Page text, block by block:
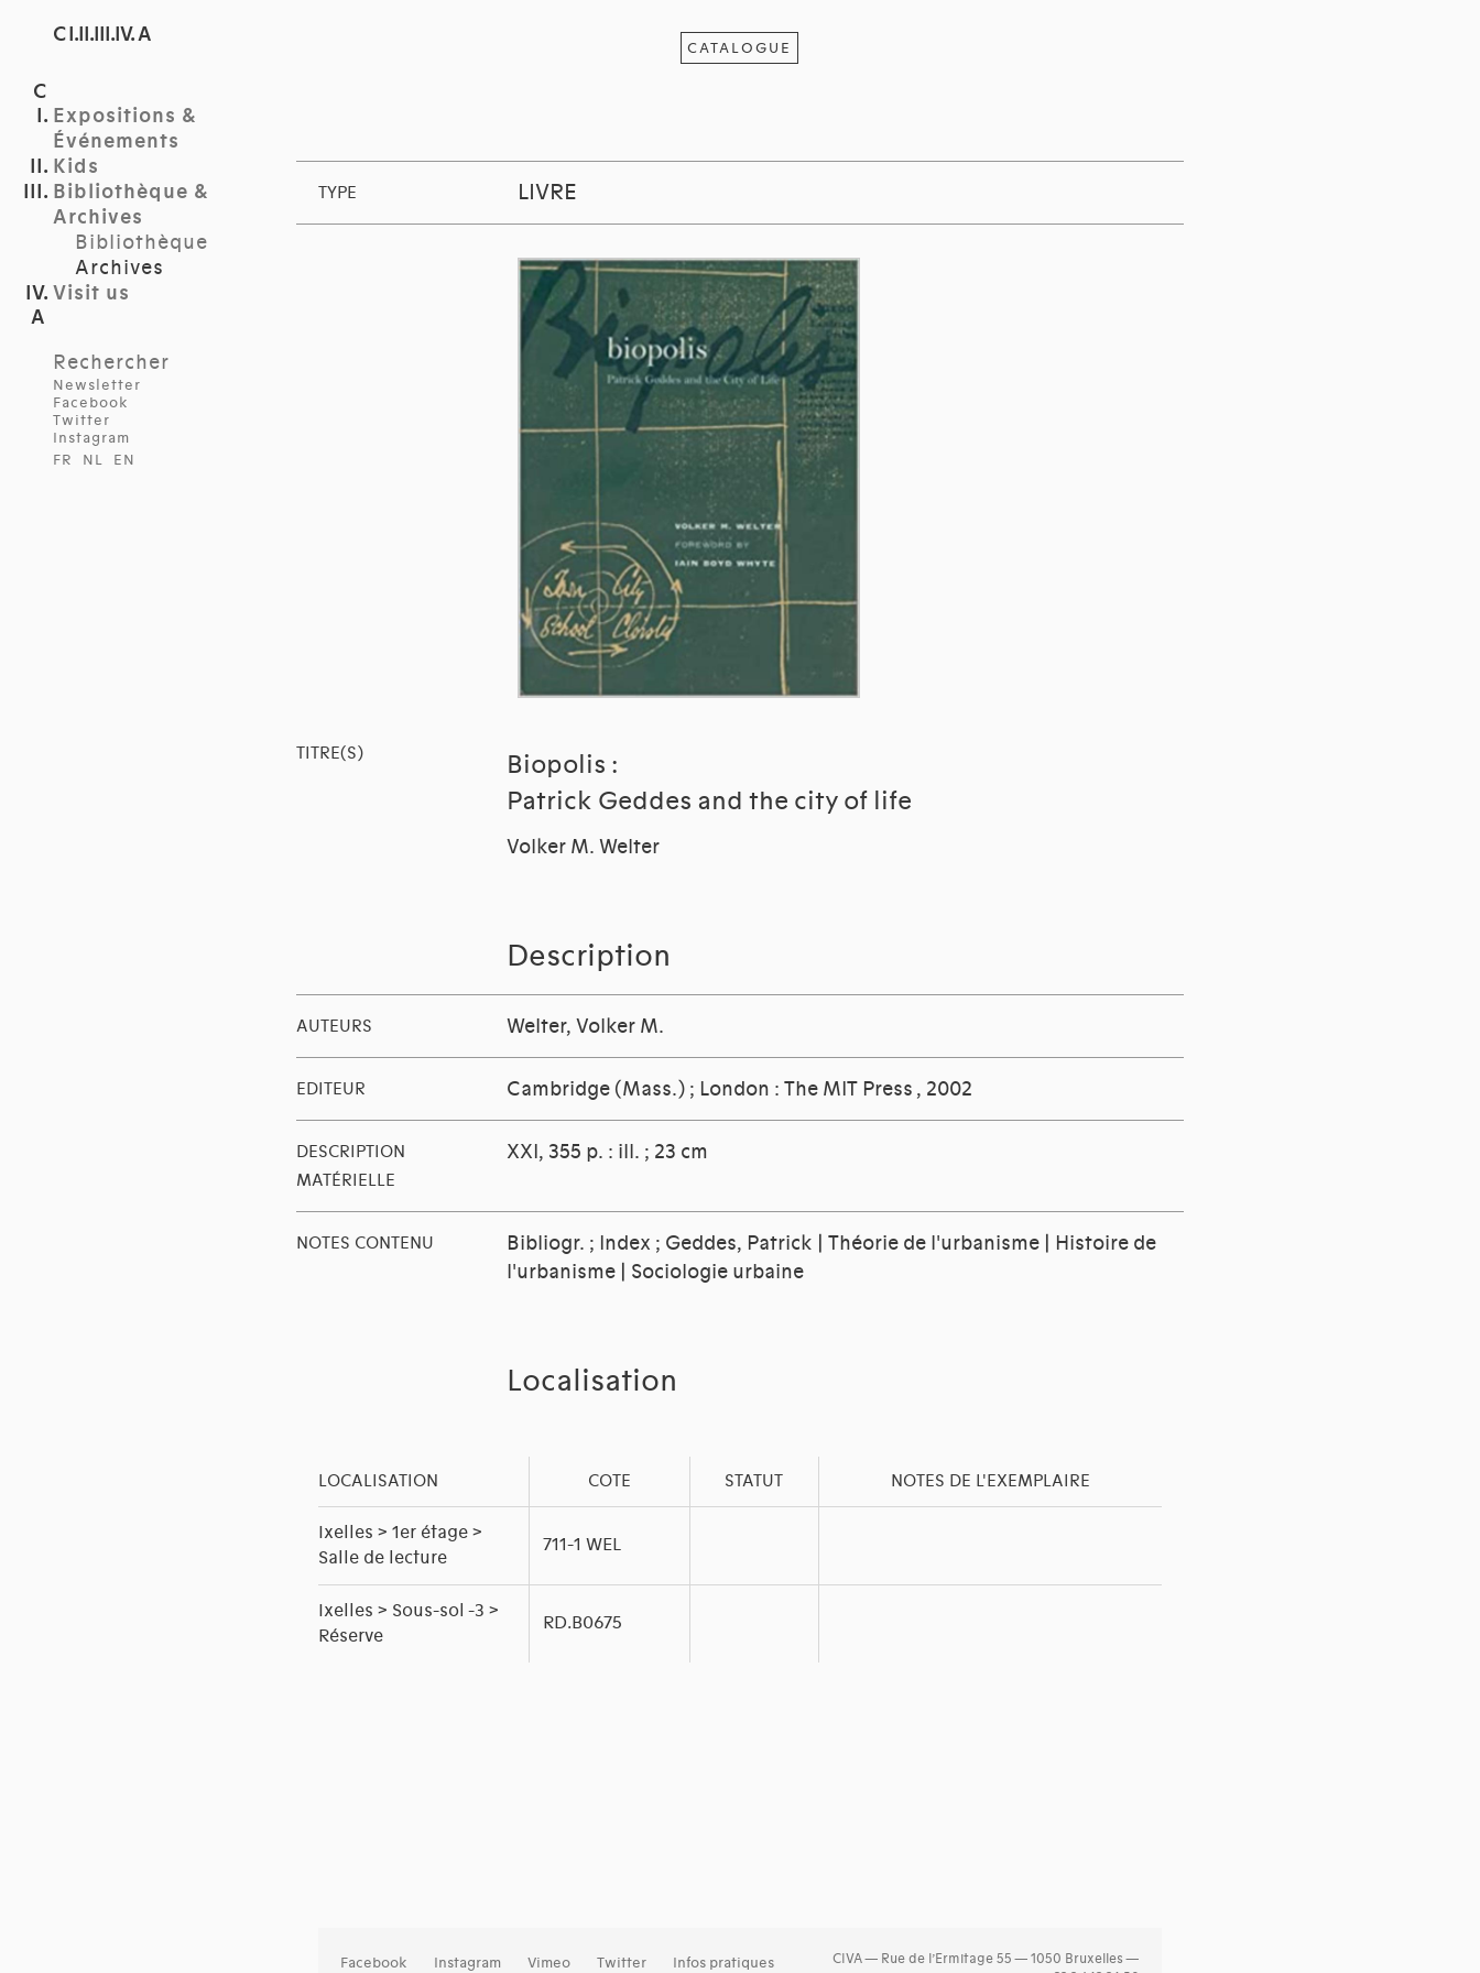
C I.II.III.IV. A
Expositions &
Événements
Kids
Bibliothèque &
Archives
Bibliothèque
Archives
Visit us
Rechercher
Newsletter
Facebook
Twitter
Instagram
FR
NL EN
CATALOGUE
TYPE LIVRE
TITRE(S)
Biopolis :
Patrick Geddes and the city of life
Volker M. Welter
Description
AUTEURS Welter, Volker M.
EDITEUR Cambridge (Mass.) ; London : The MIT Press , 2002
DESCRIPTION
MATÉRIELLE
XXI, 355 p. : ill. ; 23 cm
NOTES CONTENU
Bibliogr. ; Index ; Geddes, Patrick | Théorie de l'urbanisme | Histoire de
l'urbanisme | Sociologie urbaine
Localisation
LOCALISATION COTE STATUT NOTES DE L'EXEMPLAIRE
Ixelles > 1er étage >
Salle de lecture
711-1 WEL
Ixelles > Sous-sol -3 >
Réserve
RD.B0675
Facebook Instagram Vimeo Twitter Infos pratiques
CIVA — Rue de l’Ermitage 55 — 1050 Bruxelles —